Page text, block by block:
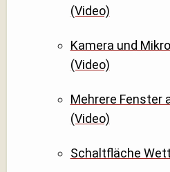
(Video)
Kamera und
(Video)
Mehrere Fenster
(Video)
Schaltfläche